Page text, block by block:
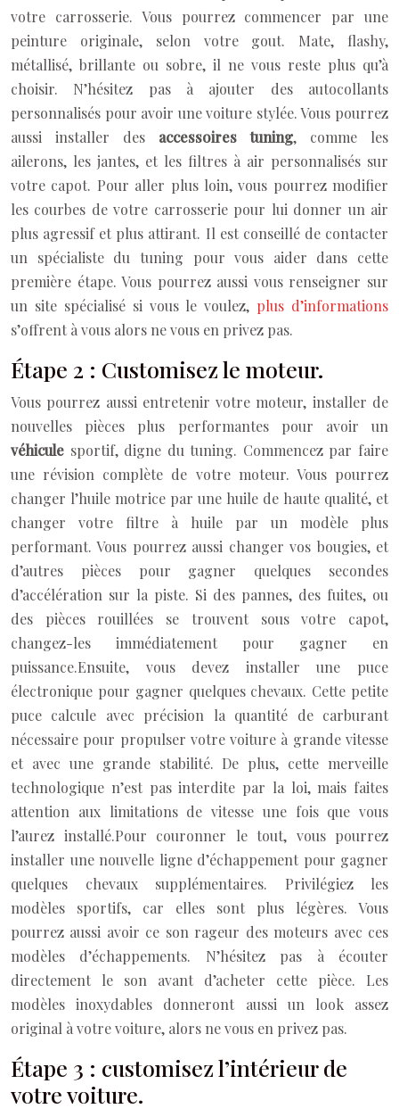
votre carrosserie. Vous pourrez commencer par une
peinture originale, selon votre gout. Mate, flashy,
métallisé, brillante ou sobre, il ne vous reste plus qu’à
choisir. N’hésitez pas à ajouter des autocollants
personnalisés pour avoir une voiture stylée. Vous pourrez
aussi installer des accessoires tuning, comme les
ailerons, les jantes, et les filtres à air personnalisés sur
votre capot. Pour aller plus loin, vous pourrez modifier
les courbes de votre carrosserie pour lui donner un air
plus agressif et plus attirant. Il est conseillé de contacter
un spécialiste du tuning pour vous aider dans cette
première étape. Vous pourrez aussi vous renseigner sur
un site spécialisé si vous le voulez, plus d’informations
s’offrent à vous alors ne vous en privez pas.
Étape 2 : Customisez le moteur.
Vous pourrez aussi entretenir votre moteur, installer de
nouvelles pièces plus performantes pour avoir un
véhicule sportif, digne du tuning. Commencez par faire
une révision complète de votre moteur. Vous pourrez
changer l’huile motrice par une huile de haute qualité, et
changer votre filtre à huile par un modèle plus
performant. Vous pourrez aussi changer vos bougies, et
d’autres pièces pour gagner quelques secondes
d’accélération sur la piste. Si des pannes, des fuites, ou
des pièces rouillées se trouvent sous votre capot,
changez-les immédiatement pour gagner en
puissance.Ensuite, vous devez installer une puce
électronique pour gagner quelques chevaux. Cette petite
puce calcule avec précision la quantité de carburant
nécessaire pour propulser votre voiture à grande vitesse
et avec une grande stabilité. De plus, cette merveille
technologique n’est pas interdite par la loi, mais faites
attention aux limitations de vitesse une fois que vous
l’aurez installé.Pour couronner le tout, vous pourrez
installer une nouvelle ligne d’échappement pour gagner
quelques chevaux supplémentaires. Privilégiez les
modèles sportifs, car elles sont plus légères. Vous
pourrez aussi avoir ce son rageur des moteurs avec ces
modèles d’échappements. N’hésitez pas à écouter
directement le son avant d’acheter cette pièce. Les
modèles inoxydables donneront aussi un look assez
original à votre voiture, alors ne vous en privez pas.
Étape 3 : customisez l’intérieur de
votre voiture.